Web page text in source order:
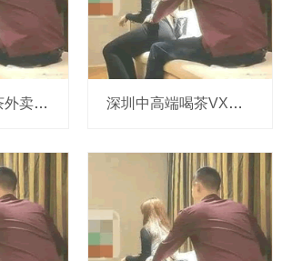
深圳工作室喝茶外卖：你敢尝试上门服务吗？ 深圳中高端喝茶VX：扫码领200元无门槛券_4